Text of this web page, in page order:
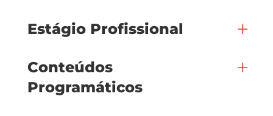
Estágio Profissional
Conteúdos
Programáticos